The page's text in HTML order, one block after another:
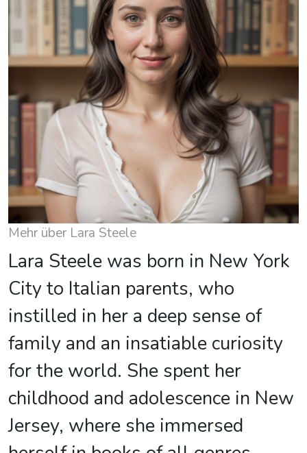
Mehr über Lara Steele
Lara Steele was born in New York
City to Italian parents, who
instilled in her a deep sense of
family and an insatiable curiosity
for the world. She spent her
childhood and adolescence in New
Jersey, where she immersed